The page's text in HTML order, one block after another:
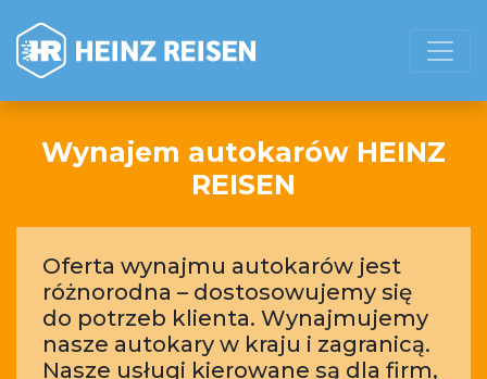
Wynajem autokarów HEINZ
REISEN
Oferta wynajmu autokarów jest
różnorodna – dostosowujemy się
do potrzeb klienta. Wynajmujemy
nasze autokary w kraju i zagranicą.
Nasze usługi kierowane są dla firm,